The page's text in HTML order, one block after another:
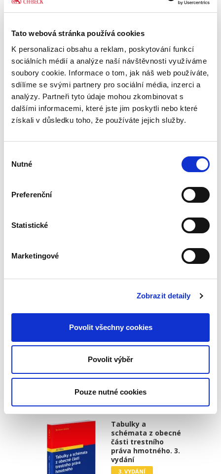
Tato webová stránka používá cookies
K personalizaci obsahu a reklam, poskytování funkcí
sociálních médií a analýze naší návštěvnosti využíváme
soubory cookie. Informace o tom, jak náš web používáte,
sdílíme se svými partnery pro sociální média, inzerci a
analýzy. Partneři tyto údaje mohou zkombinovat s
dalšími informacemi, které jste jim poskytli nebo které
získali v důsledku toho, že používáte jejich služby.
souhlasu
Nutné
Preferenční
Statistické
Marketingové
Zobrazit detaily
Povolit všechny cookies
Povolit výběr
Pouze nutné cookies
neprávnických
7. VYDÁNÍ
Martin Janků,a kol.
990,00 Kč
870,00 Kč
vydání učebnice rodinného práva, napsané
rozsáhlou novelu občanského zákoníku a
procesních předpisů ve věci...
Tabulky a
schémata z obecné
části trestního
práva hmotného. 3.
vydání
3. VYDÁNÍ